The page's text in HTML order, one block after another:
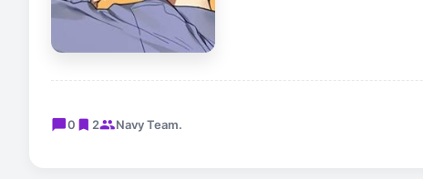
chat_bubble0 bookmark 2groupNavy Team.